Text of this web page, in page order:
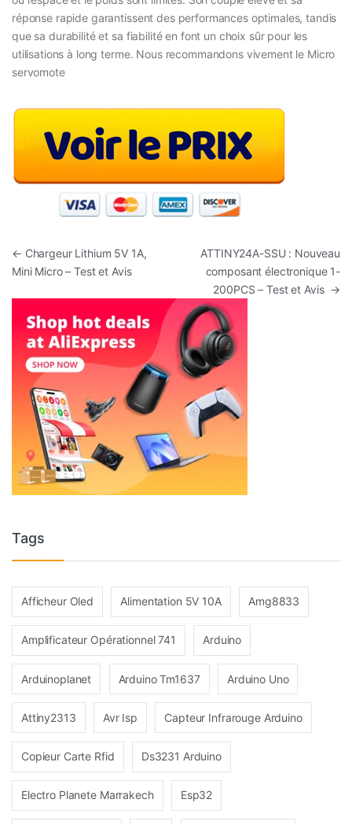
réponse rapide garantissent des performances optimales, tandis
que sa durabilité et sa fiabilité en font un choix sûr pour les
utilisations à long terme. Nous recommandons vivement le Micro
servomote
Navigation de l’article
← Chargeur Lithium 5V 1A,
Mini Micro – Test et Avis
ATTINY24A-SSU : Nouveau
composant électronique 1-
200PCS – Test et Avis →
Tags
Afficheur Oled Alimentation 5V 10A Amg8833
Amplificateur Opérationnel 741 Arduino
Arduinoplanet Arduino Tm1637 Arduino Uno
Attiny2313 Avr Isp Capteur Infrarouge Arduino
Copieur Carte Rfid Ds3231 Arduino
Electro Planete Marrakech Esp32